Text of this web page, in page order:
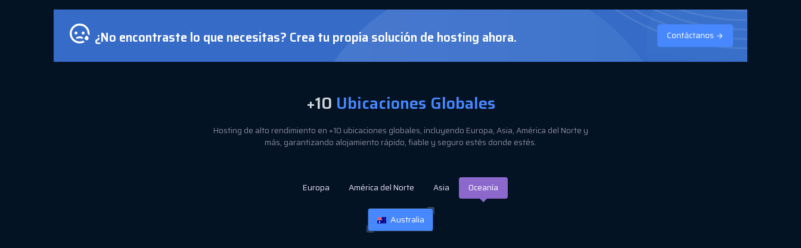
¿No encontraste lo que necesitas? Crea tu propia solución de hosting ahora. Contáctanos
+10 Ubicaciones Globales
Hosting de alto rendimiento en +10 ubicaciones globales, incluyendo Europa, Asia, América del Norte y
más, garantizando alojamiento rápido, fiable y seguro estés donde estés.
Europa América del Norte Asia Oceanía
Australia